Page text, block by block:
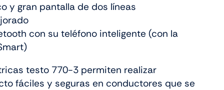
y gran pantalla de dos líneas
con su teléfono inteligente (con la
testo 770-3 permiten realizar
fáciles y seguras en conductores que se